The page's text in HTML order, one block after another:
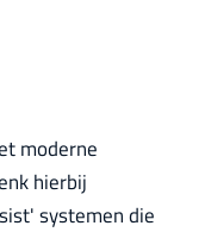
moderne
hierbij
systemen die